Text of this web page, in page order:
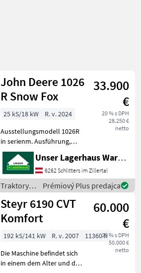
John Deere 1026
R Snow Fox
33.900
€
20 % s DPH
28.250 €
netto
25 kS/18 kW
R. v. 2024
Ausstellungsmodell 1026R
in serienm. Ausführung,
zusätzlich mit
Komfortkabine mit
Heizung, Lüftung, Türen
Frontscheibenwischer mit
Waschanlage mech.
gefederter Sitz
Unser Lagerhaus Warenhandelsges.m.b.H.
6262 Schlitters im Zillertal
Traktory /
John
Deere
Prémiový Plus predajca
Steyr 6190 CVT
Komfort
60.000
€
20 % s DPH
50.000 €
netto
192 kS/141 kW R. v. 2007
11360 h
Die Maschine befindet sich
in einem dem Alter und der